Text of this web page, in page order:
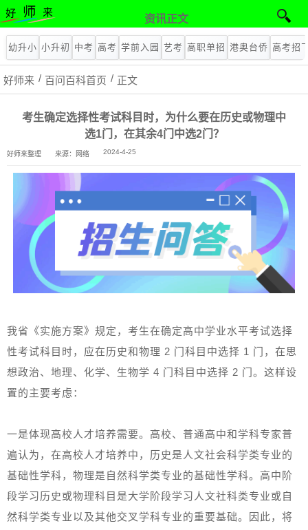
资讯正文
幼升小 小升初 中考 高考 学前入园 艺考 高职单招 港奥台侨 高考招
好师来 百问百科首页 正文
考生确定选择性考试科目时，为什么要在历史或物理中
选1门，在其余4门中选2门？
好师来整理 来源：网络 2024-4-25
我省《实施方案》规定，考生在确定高中学业水平考试选择
性考试科目时，应在历史和物理 2 门科目中选择 1 门，在思
想政治、地理、化学、生物学 4 门科目中选择 2 门。这样设
置的主要考虑：
一是体现高校人才培养需要。高校、普通高中和学科专家普
遍认为，在高校人才培养中，历史是人文社会科学类专业的
基础性学科，物理是自然科学类专业的基础性学科。高中阶
段学习历史或物理科目是大学阶段学习人文社科类专业或自
然科学类专业以及其他交叉学科专业的重要基础。因此，将